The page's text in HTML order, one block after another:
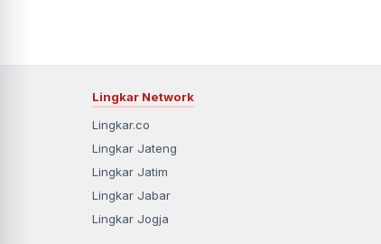
Lingkar Network
Lingkar.co
Lingkar Jateng
Lingkar Jatim
Lingkar Jabar
Lingkar Jogja